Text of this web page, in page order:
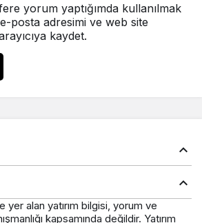
yorum yaptığımda kullanılmak
e-posta adresimi ve web site
kaydet.
yer alan yatırım bilgisi, yorum ve
kapsamında değildir. Yatırım